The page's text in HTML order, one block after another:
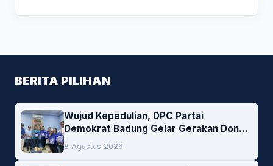
BERITA PILIHAN
Wujud Kepedulian, DPC Partai
Demokrat Badung Gelar Gerakan Donor
Darah
8 Agustus 2026